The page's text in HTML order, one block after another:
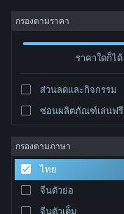
เข้าสู่ระบบ
ชุมชน
เกี่ยวกับ
ฝ่ายสนับสนุน
กรองตามราคา
ราคาใดก็ได้
ส่วนลดและกิจกรรม
ซ่อนผลิตภัณฑ์เล่นฟรี
กรองตามภาษา
ไทย
จีนตัวย่อ
จีนตัวเต็ม
ผู้พัฒนา: Joker Studio
จัดเรียงตาม